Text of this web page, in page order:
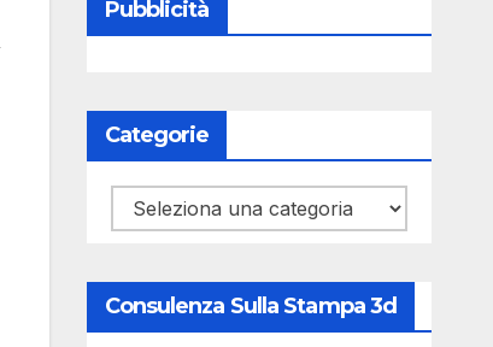
Pubblicità
Categorie
Categorie
Consulenza Sulla Stampa 3d